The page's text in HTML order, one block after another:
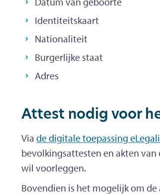
Identiteitskaart
Nationaliteit
Burgerlijke staat
Adres
Attest nodig voor
Via de digitale toepassing
bevolkingsattesten en akten
wil voorleggen.
Bovendien is het mogelijk om